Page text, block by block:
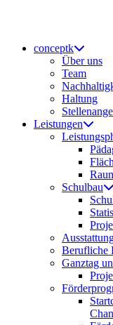
conceptk
Über uns
Team
Haltung
Leistungen
Schulbau
Berufliche
Ganztag